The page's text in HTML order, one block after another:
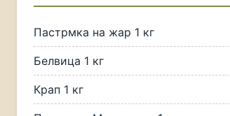
Пастрмка на жар 1 кг
Белвица 1 кг
Крап 1 кг